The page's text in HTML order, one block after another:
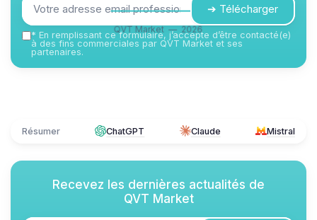
QVT Market — 2026
➔ Télécharger
* En remplissant ce formulaire, j’accepte d’être contacté(e)
à des fins commerciales par QVT Market et ses
partenaires.
Résumer ChatGPT Claude Mistral
Recevez les dernières actualités de
QVT Market